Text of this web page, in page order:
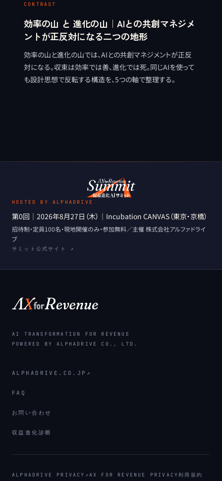
CONTRAST
効率の山 と 進化の山｜AIとの共創マネジメ
ントが正反対になる二つの地形
効率の山と進化の山では、AIとの共創マネジメントが正反
対になる。収束は効率では善、進化では死。同じAIを使って
も設計思想で反転する構造を、5つの軸で整理する。
HOSTED BY ALPHADRIVE
第0回 ｜ 2026年8月27日（木） ｜ Incubation CANVAS（東京・京橋）
招待制・定員100名・現地開催のみ・参加無料／主催株式会社アルファドライ
ブ
サミット公式サイト ↗
AI TRANSFORMATION FOR REVENUE
POWERED BY ALPHADRIVE CO., LTD.
ALPHADRIVE.CO.JP ↗
FAQ
お問い合わせ
収益進化診断
ALPHADRIVE PRIVACY ↗ AX FOR REVENUE PRIVACY利用規約